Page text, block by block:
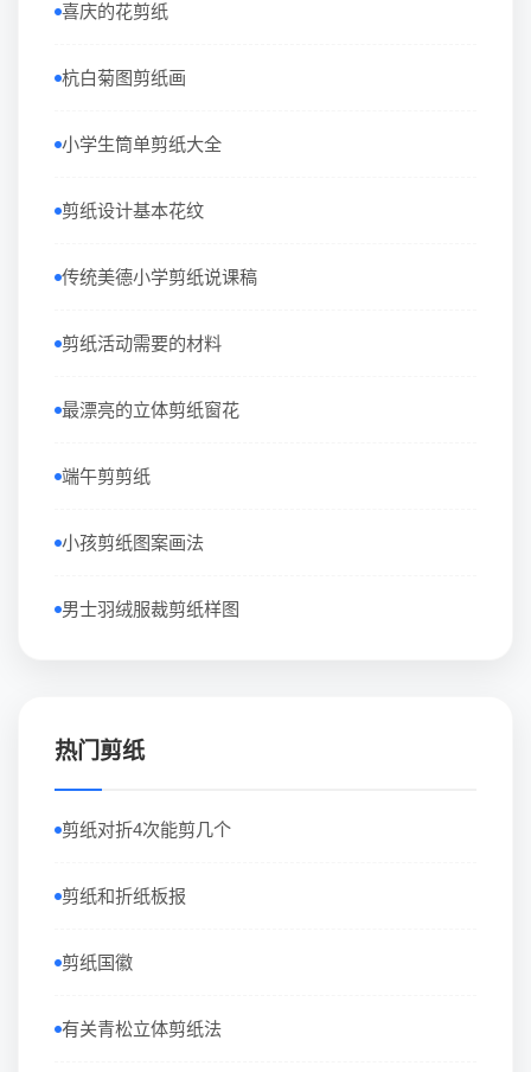
喜庆的花剪纸
杭白菊图剪纸画
小学生筒单剪纸大全
剪纸设计基本花纹
传统美德小学剪纸说课稿
剪纸活动需要的材料
最漂亮的立体剪纸窗花
端午剪剪纸
小孩剪纸图案画法
男士羽绒服裁剪纸样图
热门剪纸
剪纸对折4次能剪几个
剪纸和折纸板报
剪纸国徽
有关青松立体剪纸法